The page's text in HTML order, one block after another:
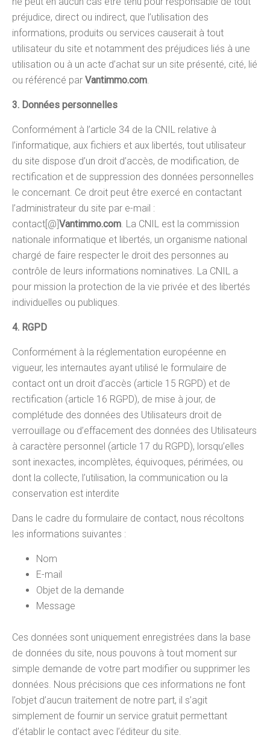
préjudice, direct ou indirect, que l’utilisation des
informations, produits ou services causerait à tout
utilisateur du site et notamment des préjudices liés à une
utilisation ou à un acte d’achat sur un site présenté, cité, lié
ou référencé par Vantimmo.com.
3. Données personnelles
Conformément à l’article 34 de la CNIL relative à
l’informatique, aux fichiers et aux libertés, tout utilisateur
du site dispose d’un droit d’accès, de modification, de
rectification et de suppression des données personnelles
le concernant. Ce droit peut être exercé en contactant
l’administrateur du site par e-mail :
contact[@]Vantimmo.com. La CNIL est la commission
nationale informatique et libertés, un organisme national
chargé de faire respecter le droit des personnes au
contrôle de leurs informations nominatives. La CNIL a
pour mission la protection de la vie privée et des libertés
individuelles ou publiques.
4. RGPD
Conformément à la réglementation européenne en
vigueur, les internautes ayant utilisé le formulaire de
contact ont un droit d’accès (article 15 RGPD) et de
rectification (article 16 RGPD), de mise à jour, de
complétude des données des Utilisateurs droit de
verrouillage ou d’effacement des données des Utilisateurs
à caractère personnel (article 17 du RGPD), lorsqu’elles
sont inexactes, incomplètes, équivoques, périmées, ou
dont la collecte, l’utilisation, la communication ou la
conservation est interdite
Dans le cadre du formulaire de contact, nous récoltons
les informations suivantes :
Nom
E-mail
Objet de la demande
Message
Ces données sont uniquement enregistrées dans la base
de données du site, nous pouvons à tout moment sur
simple demande de votre part modifier ou supprimer les
données. Nous précisions que ces informations ne font
l’objet d’aucun traitement de notre part, il s’agit
simplement de fournir un service gratuit permettant
d’établir le contact avec l’éditeur du site.